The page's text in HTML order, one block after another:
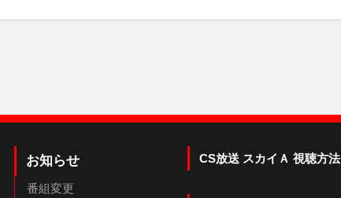
お知らせ
番組変更
CS放送 スカイＡ 視聴方法